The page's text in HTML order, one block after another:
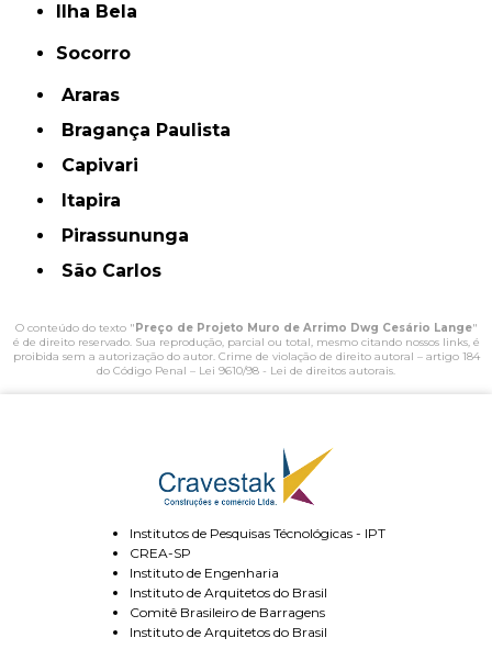
Ilha Bela
Socorro
Araras
Bragança Paulista
Capivari
Itapira
Pirassununga
São Carlos
O conteúdo do texto " Preço de Projeto Muro de Arrimo Dwg Cesário Lange"
é de direito reservado. Sua reprodução, parcial ou total, mesmo citando nossos links, é
proibida sem a autorização do autor. Crime de violação de direito autoral – artigo 184
do Código Penal – Lei 9610/98 - Lei de direitos autorais.
Institutos de Pesquisas Técnológicas - IPT
CREA-SP
Instituto de Engenharia
Instituto de Arquitetos do Brasil
Comitê Brasileiro de Barragens
Instituto de Arquitetos do Brasil